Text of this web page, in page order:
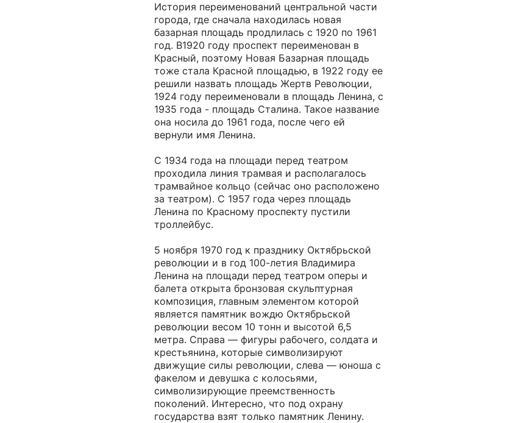
История переименований центральной части
города, где сначала находилась новая
базарная площадь продлилась с 1920 по 1961
год. В1920 году проспект переименован в
Красный, поэтому Новая Базарная площадь
тоже стала Красной площадью, в 1922 году ее
решили назвать площадь Жертв Революции,
1924 году переименовали в площадь Ленина, с
1935 года - площадь Сталина. Такое название
она носила до 1961 года, после чего ей
вернули имя Ленина.
С 1934 года на площади перед театром
проходила линия трамвая и располагалось
трамвайное кольцо (сейчас оно расположено
за театром). С 1957 года через площадь
Ленина по Красному проспекту пустили
троллейбус.
5 ноября 1970 год к празднику Октябрьской
революции и в год 100-летия Владимира
Ленина на площади перед театром оперы и
балета открыта бронзовая скульптурная
композиция, главным элементом которой
является памятник вождю Октябрьской
революции весом 10 тонн и высотой 6,5
метра. Справа — фигуры рабочего, солдата и
крестьянина, которые символизируют
движущие силы революции, слева — юноша с
факелом и девушка с колосьями,
символизирующие преемственность
поколений. Интересно, что под охрану
государства взят только памятник Ленину.